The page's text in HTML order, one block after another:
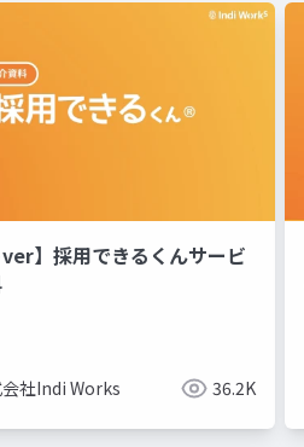
ver】採用できるくんサービ
社Indi Works 36.2K